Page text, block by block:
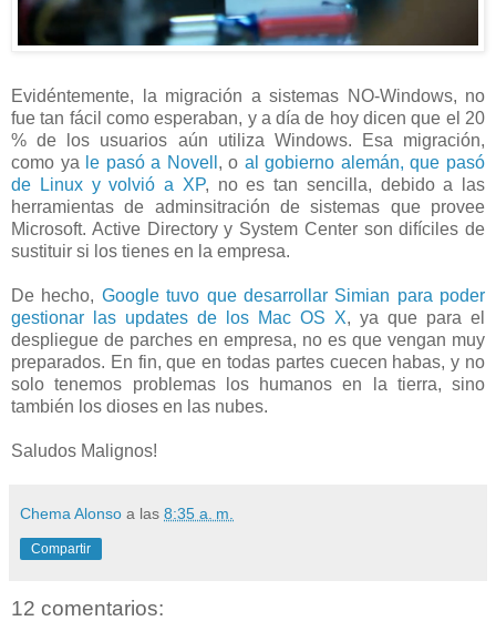
Evidéntemente, la migración a sistemas NO-Windows, no
fue tan fácil como esperaban, y a día de hoy dicen que el 20
% de los usuarios aún utiliza Windows. Esa migración,
como ya le pasó a Novell , o al gobierno alemán, que pasó
de Linux y volvió a XP, no es tan sencilla, debido a las
herramientas de adminsitración de sistemas que provee
Microsoft. Active Directory y System Center son difíciles de
sustituir si los tienes en la empresa.
De hecho, Google tuvo que desarrollar Simian para poder
gestionar las updates de los Mac OS X, ya que para el
despliegue de parches en empresa, no es que vengan muy
preparados. En fin, que en todas partes cuecen habas, y no
solo tenemos problemas los humanos en la tierra, sino
también los dioses en las nubes.
Saludos Malignos!
Chema Alonso a las 8:35 a. m.
Compartir
12 comentarios: